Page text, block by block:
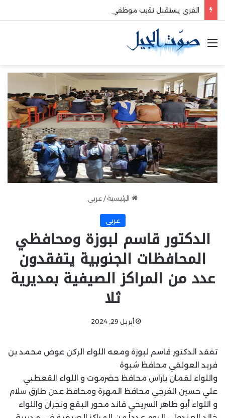
الفري يستقبل نقيب موظفي قاديشا
القائمة
الرئيسية/عربي
عربي
الدكتور قاسم لبوزة ومحافظي
المحافظات الجنوبية يتفقدون
عدد من المراكز الصيفية بمديرية
ثلا
أبريل 29, 2024
تفقد الدكتور قاسم لبوزة ومعه اللواء الركن عوض محمد بن
فريد العولقي محافظ شبوة
واللواء لقمان باراس محافظ حضرموت و اللواء القعطبي
علي حسين الفرجي محافظ المهرة ومحافظ عدن طارق سلام
و اللواء أبو طاهر السريحي قائد محور البقع ونجران واللواء